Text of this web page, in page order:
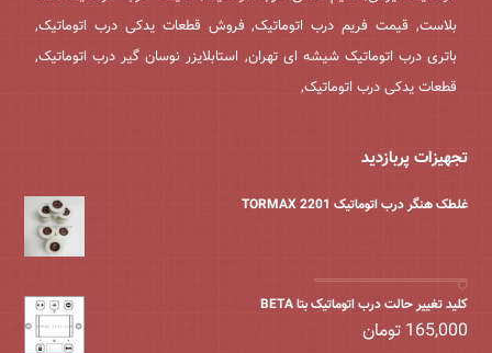
بلاست, قیمت فریم درب اتوماتیک, فروش قطعات یدکی درب اتوماتیک,
باتری درب اتوماتیک شیشه ای تهران, استابلایزر نوسان گیر درب اتوماتیک,
قطعات یدکی درب اتوماتیک,
تجهیزات پربازدید
غلطک هنگر درب اتوماتیک TORMAX 2201
کلید تغییر حالت درب اتوماتیک بتا BETA
165,000 تومان